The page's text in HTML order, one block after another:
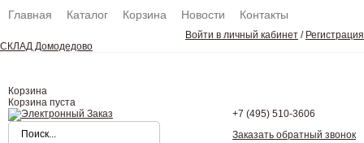
Главная Каталог Корзина Новости Контакты
Войти в личный кабинет / Регистрация
СКЛАД Домодедово
Корзина
Корзина пуста
+7 (495) 510-3606
Заказать обратный звонок